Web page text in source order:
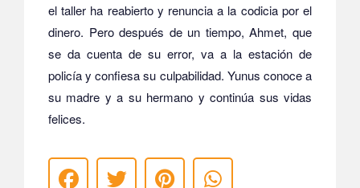
el taller ha reabierto y renuncia a la codicia por el
dinero. Pero después de un tiempo, Ahmet, que
se da cuenta de su error, va a la estación de
policía y confiesa su culpabilidad. Yunus conoce a
su madre y a su hermano y continúa sus vidas
felices.